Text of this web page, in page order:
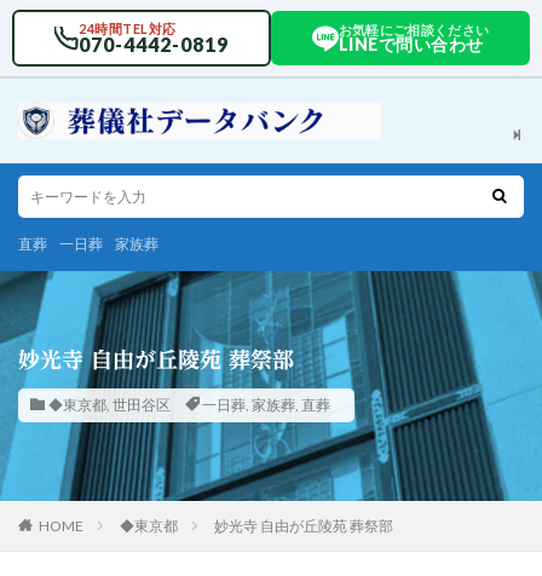
24時間TEL対応
070-4442-0819
お気軽にご相談ください
LINEで問い合わせ
直葬 一日葬 家族葬
妙光寺 自由が丘陵苑 葬祭部
◆東京都, 世田谷区 一日葬, 家族葬, 直葬
HOME ◆東京都 妙光寺 自由が丘陵苑 葬祭部